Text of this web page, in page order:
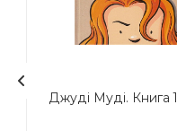
Джуді Муді. Книга 1